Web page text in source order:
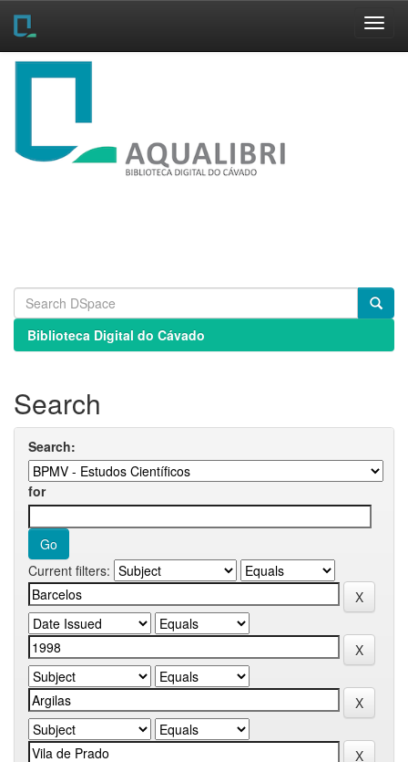
Skip
Biblioteca Digital do Cávado
Search
Search:
for
Current filters: